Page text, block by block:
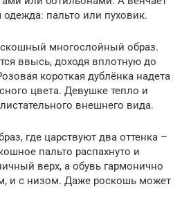
одежда: пальто или пуховик.
многослойный образ.
ввысь, доходя вплотную до
короткая дублёнка надета
цвета. Девушке тепло и
внешнего вида.
где царствуют два оттенка –
пальто распахнуто и
верх, а обувь гармонично
и с низом. Даже роскошь может